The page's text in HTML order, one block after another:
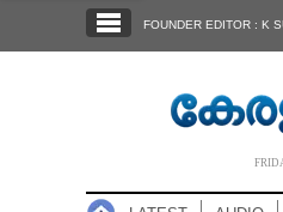
NOTIFIED NEWS
FOUNDER EDITOR : K